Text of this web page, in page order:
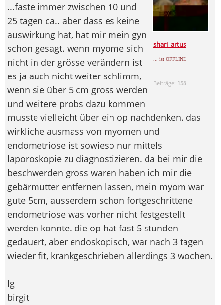
shari_artus
... ist OFFLINE
Beiträge: 158
...faste immer zwischen 10 und
25 tagen ca.. aber dass es keine
auswirkung hat, hat mir mein gyn
schon gesagt. wenn myome sich
nicht in der grösse verändern ist
es ja auch nicht weiter schlimm,
wenn sie über 5 cm gross werden
und weitere probs dazu kommen
musste vielleicht über ein op nachdenken. das
wirkliche ausmass von myomen und
endometriose ist sowieso nur mittels
laporoskopie zu diagnostizieren. da bei mir die
beschwerden gross waren haben ich mir die
gebärmutter entfernen lassen, mein myom war
gute 5cm, ausserdem schon fortgeschrittene
endometriose was vorher nicht festgestellt
werden konnte. die op hat fast 5 stunden
gedauert, aber endoskopisch, war nach 3 tagen
wieder fit, krankgeschrieben allerdings 3 wochen.
lg
birgit